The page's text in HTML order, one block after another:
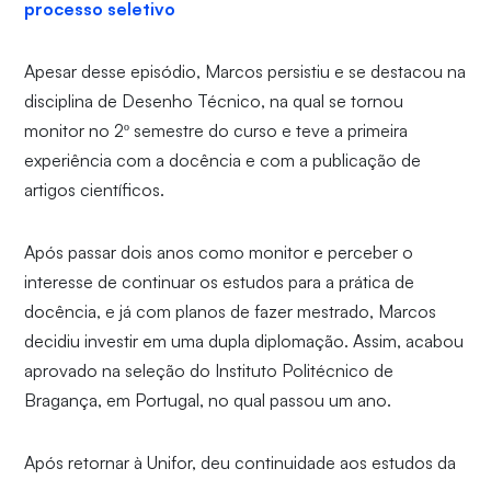
processo seletivo
Apesar desse episódio, Marcos persistiu e se destacou na
disciplina de Desenho Técnico, na qual se tornou
monitor no 2º semestre do curso e teve a primeira
experiência com a docência e com a publicação de
artigos científicos.
Após passar dois anos como monitor e perceber o
interesse de continuar os estudos para a prática de
docência, e já com planos de fazer mestrado, Marcos
decidiu investir em uma dupla diplomação. Assim, acabou
aprovado na seleção do Instituto Politécnico de
Bragança, em Portugal, no qual passou um ano.
Após retornar à Unifor, deu continuidade aos estudos da